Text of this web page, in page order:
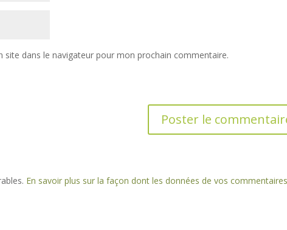
dans le navigateur pour mon prochain commentaire.
En savoir plus sur la façon dont les données de vos